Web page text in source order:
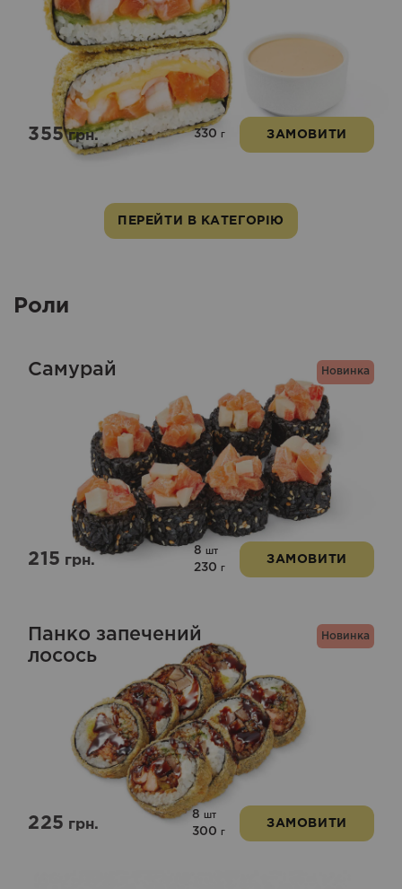
355грн. 330 г ЗАМОВИТИ
ПЕРЕЙТИ В КАТЕГОРІЮ
Роли
Новинка
Самурай
215грн.
8 шт
230 г
ЗАМОВИТИ
Новинка
Панко запечений
лосось
225грн.
8 шт
300 г
ЗАМОВИТИ